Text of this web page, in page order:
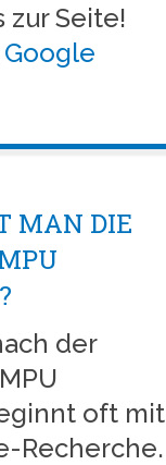
zur Seite!
Google
MAN DIE
der
oft mit
Recherche.